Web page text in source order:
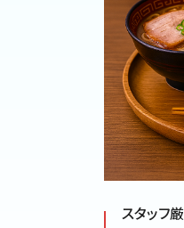
スタッフ